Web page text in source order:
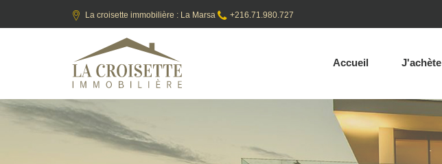
La croisette immobilière : La Marsa +216.71.980.727
Accueil J'achète